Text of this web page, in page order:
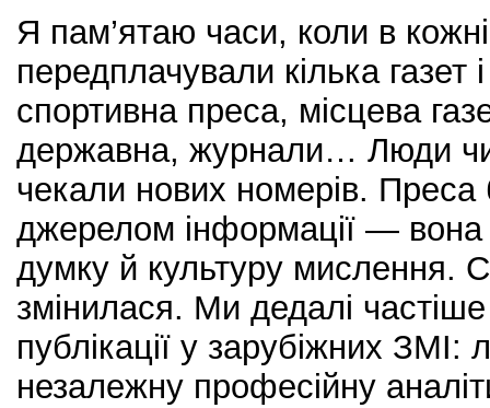
Я пам’ятаю часи, коли в
передплачували кілька газет
спортивна преса, місцева
державна, журнали… Люди
чекали нових номерів. Преса
джерелом інформації —
думку й культуру мислення.
змінилася. Ми дедалі
публікації у зарубіжних
незалежну професійну